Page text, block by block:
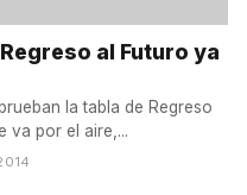
al Futuro ya
la tabla de Regreso
va por el aire,...